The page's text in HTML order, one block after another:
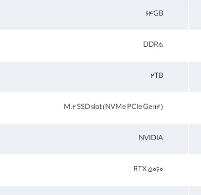
64GB
DDR5
2TB
M.2 SSD slot (NVMe PCIe Gen4)
NVIDIA
RTX 5060